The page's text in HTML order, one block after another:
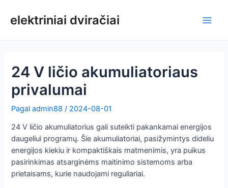
prieelektriniai dviračiai
24 V ličio akumuliatoriaus
privalumai
Pagaladmin88/ 2024-08-01
24 V ličio akumuliatorius gali suteikti pakankamai energijos
daugeliui programų. Šie akumuliatoriai, pasižymintys dideliu
energijos kiekiu ir kompaktiškais matmenimis, yra puikus
pasirinkimas atsarginėms maitinimo sistemoms arba
prietaisams, kurie naudojami reguliariai.